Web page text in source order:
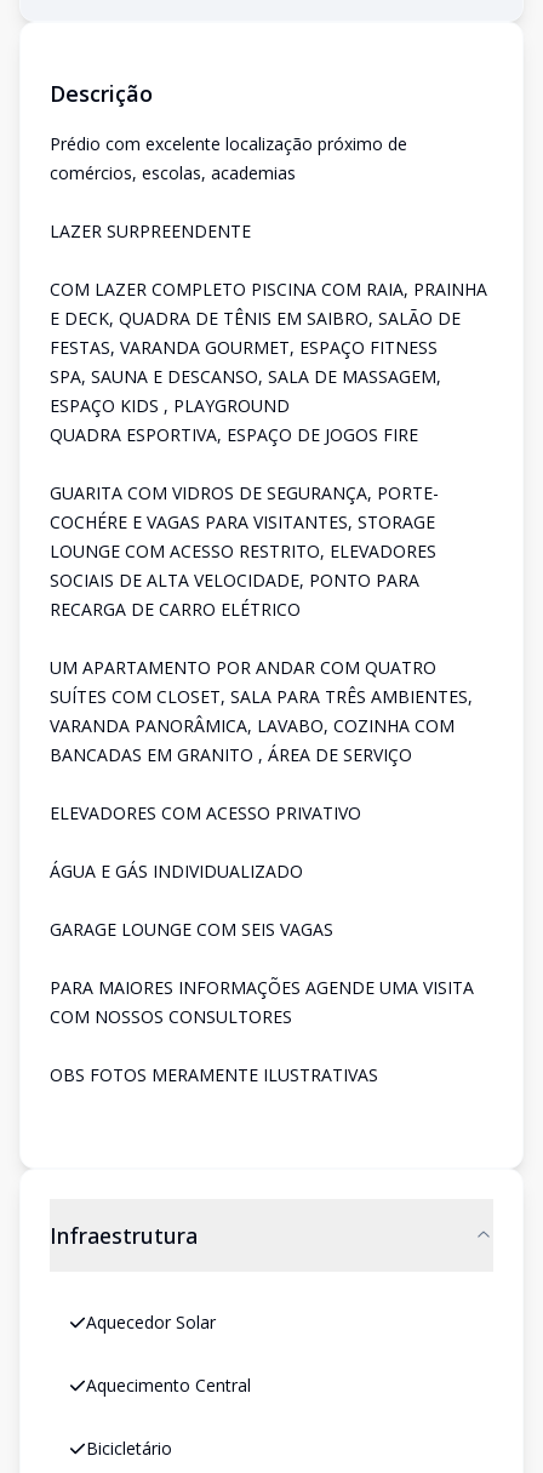
Descrição
Prédio com excelente localização próximo de
comércios, escolas, academias
LAZER SURPREENDENTE
COM LAZER COMPLETO PISCINA COM RAIA, PRAINHA
E DECK, QUADRA DE TÊNIS EM SAIBRO, SALÃO DE
FESTAS, VARANDA GOURMET, ESPAÇO FITNESS
SPA, SAUNA E DESCANSO, SALA DE MASSAGEM,
ESPAÇO KIDS , PLAYGROUND
QUADRA ESPORTIVA, ESPAÇO DE JOGOS FIRE
GUARITA COM VIDROS DE SEGURANÇA, PORTE-
COCHÉRE E VAGAS PARA VISITANTES, STORAGE
LOUNGE COM ACESSO RESTRITO, ELEVADORES
SOCIAIS DE ALTA VELOCIDADE, PONTO PARA
RECARGA DE CARRO ELÉTRICO
UM APARTAMENTO POR ANDAR COM QUATRO
SUÍTES COM CLOSET, SALA PARA TRÊS AMBIENTES,
VARANDA PANORÂMICA, LAVABO, COZINHA COM
BANCADAS EM GRANITO , ÁREA DE SERVIÇO
ELEVADORES COM ACESSO PRIVATIVO
ÁGUA E GÁS INDIVIDUALIZADO
GARAGE LOUNGE COM SEIS VAGAS
PARA MAIORES INFORMAÇÕES AGENDE UMA VISITA
COM NOSSOS CONSULTORES
OBS FOTOS MERAMENTE ILUSTRATIVAS
Infraestrutura
Aquecedor Solar
Aquecimento Central
Bicicletário